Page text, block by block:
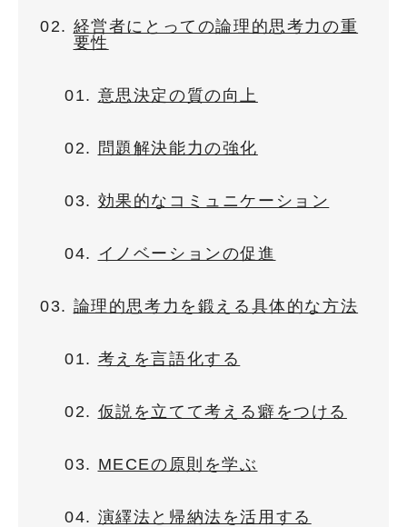
経営者にとっての論理的思考力の重
要性
意思決定の質の向上
問題解決能力の強化
効果的なコミュニケーション
イノベーションの促進
論理的思考力を鍛える具体的な方法
考えを言語化する
仮説を立てて考える癖をつける
MECEの原則を学ぶ
演繹法と帰納法を活用する